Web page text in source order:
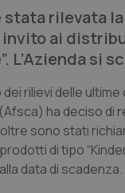
rilevata
ai
L’Azienda si
rilievi delle
ha deciso di
sono stati
di tipo
data di scadenza.